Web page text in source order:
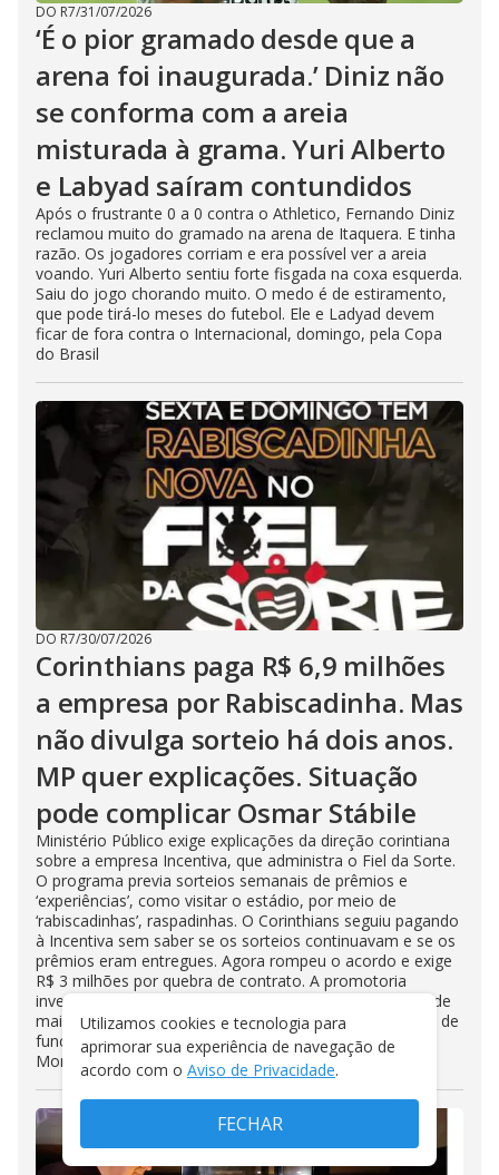
DO R7/31/07/2026
‘É o pior gramado desde que a
arena foi inaugurada.’ Diniz não
se conforma com a areia
misturada à grama. Yuri Alberto
e Labyad saíram contundidos
Após o frustrante 0 a 0 contra o Athletico, Fernando Diniz
reclamou muito do gramado na arena de Itaquera. E tinha
razão. Os jogadores corriam e era possível ver a areia
voando. Yuri Alberto sentiu forte fisgada na coxa esquerda.
Saiu do jogo chorando muito. O medo é de estiramento,
que pode tirá-lo meses do futebol. Ele e Ladyad devem
ficar de fora contra o Internacional, domingo, pela Copa
do Brasil
DO R7/30/07/2026
Corinthians paga R$ 6,9 milhões
a empresa por Rabiscadinha. Mas
não divulga sorteio há dois anos.
MP quer explicações. Situação
pode complicar Osmar Stábile
Ministério Público exige explicações da direção corintiana
sobre a empresa Incentiva, que administra o Fiel da Sorte.
O programa previa sorteios semanais de prêmios e
‘experiências’, como visitar o estádio, por meio de
‘rabiscadinhas’, raspadinhas. O Corinthians seguiu pagando
à Incentiva sem saber se os sorteios continuavam e se os
prêmios eram entregues. Agora rompeu o acordo e exige
R$ 3 milhões por quebra de contrato. A promotoria
investiga se o Fiel da Sorte tem ligação com a retirada de
mais de R$ 3,4 milhões, em espécie, do clube por parte de
funcionário que trabalhou nas administrações Duílio
Monteiro Alves e Andrés Sanchez
Utilizamos cookies e tecnologia para
aprimorar sua experiência de navegação de
acordo com o Aviso de Privacidade.
FECHAR